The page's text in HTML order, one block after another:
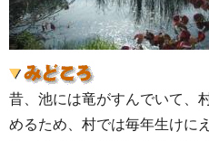
昔、池には竜がすんでいて、
めるため、村では毎年生けに